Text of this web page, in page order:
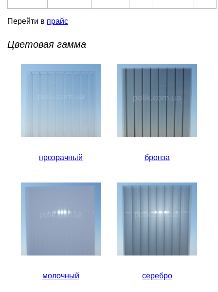
Перейти в прайс
Цветовая гамма
прозрачный бронза
молочный серебро